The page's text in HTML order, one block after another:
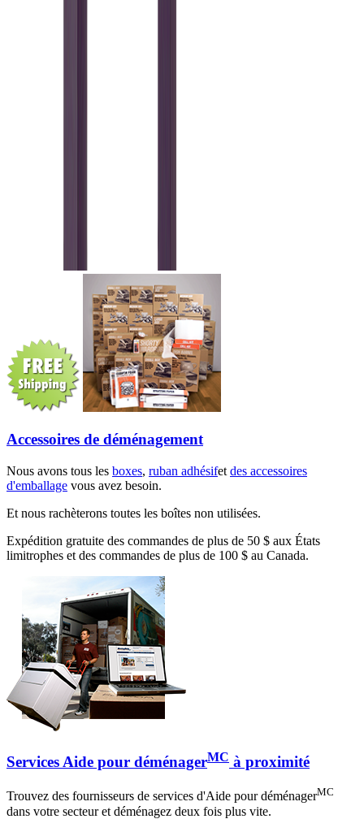
Accessoires de déménagement
Nous avons tous les boxes, ruban adhésifet des accessoires
d'emballage vous avez besoin.
Et nous rachèterons toutes les boîtes non utilisées.
Expédition gratuite des commandes de plus de 50 $ aux États
limitrophes et des commandes de plus de 100 $ au Canada.
Services Aide pour déménagerMC à proximité
Trouvez des fournisseurs de services d'Aide pour déménagerMC
dans votre secteur et déménagez deux fois plus vite.